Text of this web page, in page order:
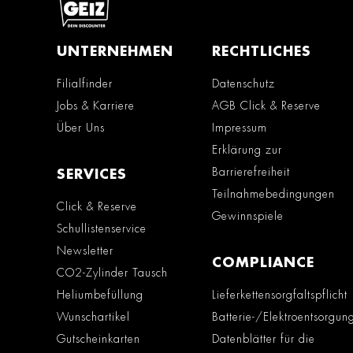
UNTERNEHMEN
Filialfinder
Jobs & Karriere
Über Uns
SERVICES
Click & Reserve
Schullistenservice
Newsletter
CO2-Zylinder Tausch
Heliumbefüllung
Wunschartikel
Gutscheinkarten
RECHTLICHES
Datenschutz
AGB Click & Reserve
Impressum
Erklärung zur
Barrierefreiheit
Teilnahmebedingungen
Gewinnspiele
COMPLIANCE
Lieferkettensorgfaltspflicht
Batterie-/Elektroentsorgung
Datenblätter für die